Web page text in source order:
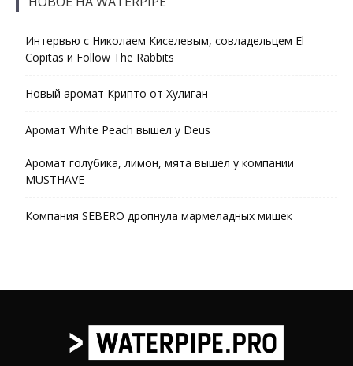
Интервью с Николаем Киселевым, совладельцем El
Copitas и Follow The Rabbits
Новый аромат Крипто от Хулиган
Аромат White Peach вышел у Deus
Аромат голубика, лимон, мята вышел у компании
MUSTHAVE
Компания SEBERO дропнула мармеладных мишек